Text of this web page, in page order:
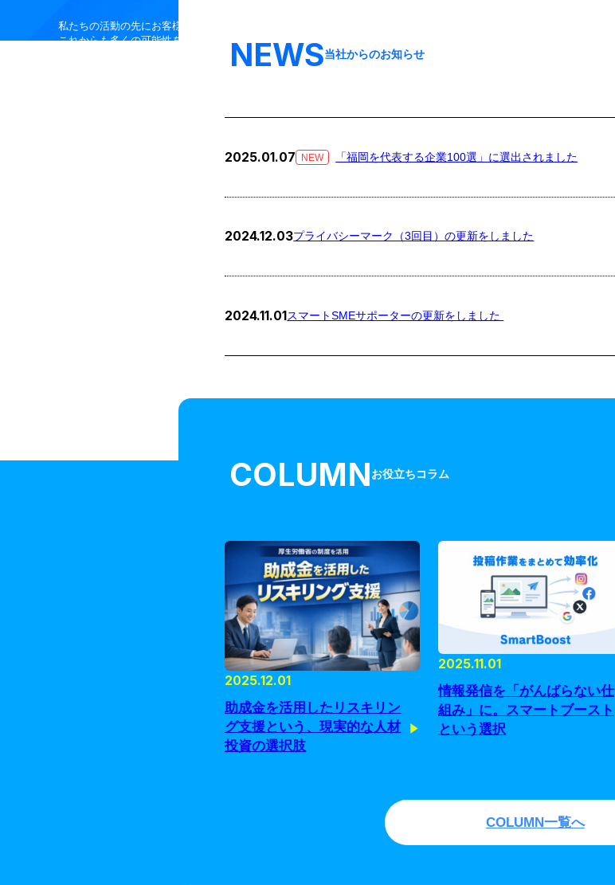
私たちの活動の先にお客様の笑顔があると信じ、
これからも多くの可能性を見出し、挑戦し続けます！
NEWS当社からのお知らせ
2025.01.07 NEW 「福岡を代表する企業100選」に選出されました
2024.12.03プライバシーマーク（3回目）の更新をしました
2024.11.01スマートSMEサポーターの更新をしました
COLUMNお役立ちコラム
2025.12.01
助成金を活用したリスキリン
グ支援という、現実的な人材
投資の選択肢
2025.11.01
情報発信を「がんばらない仕
組み」に。スマートブースト
という選択
COLUMN一覧へ